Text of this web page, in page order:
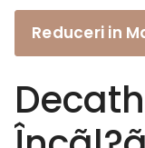
Reduceri in